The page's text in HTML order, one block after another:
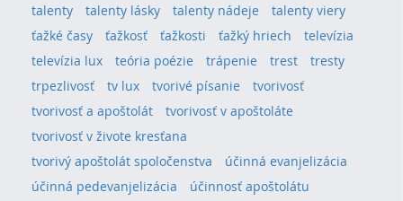
talenty
talenty lásky talenty nádeje
talenty viery
ťažké časy
ťažkosť ťažkosti ťažký hriech
televízia
televízia lux
teória poézie trápenie trest
tresty
trpezlivosť
tv lux tvorivé písanie
tvorivosť
tvorivosť a apoštolát
tvorivosť v apoštoláte
tvorivosť v živote kresťana
tvorivý apoštolát spoločenstva
účinná evanjelizácia
účinná pedevanjelizácia
účinnosť apoštolátu